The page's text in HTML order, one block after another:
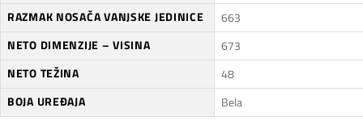
RAZMAK NOSAČA VANJSKE JEDINICE
663
NETO DIMENZIJE – VISINA
673
NETO TEŽINA
48
BOJA UREĐAJA
Bela